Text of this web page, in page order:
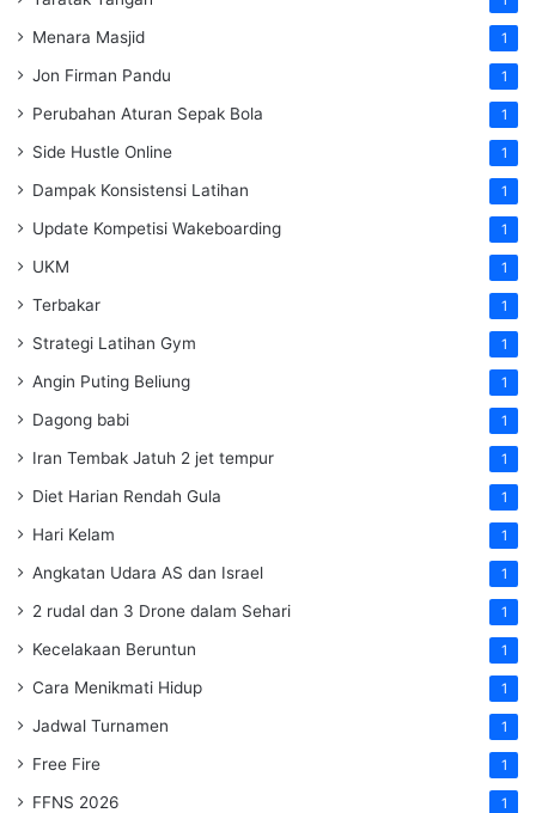
Menara Masjid 1
Jon Firman Pandu 1
Perubahan Aturan Sepak Bola 1
Side Hustle Online 1
Dampak Konsistensi Latihan 1
Update Kompetisi Wakeboarding 1
UKM 1
Terbakar 1
Strategi Latihan Gym 1
Angin Puting Beliung 1
Dagong babi 1
Iran Tembak Jatuh 2 jet tempur 1
Diet Harian Rendah Gula 1
Hari Kelam 1
Angkatan Udara AS dan Israel 1
2 rudal dan 3 Drone dalam Sehari 1
Kecelakaan Beruntun 1
Cara Menikmati Hidup 1
Jadwal Turnamen 1
Free Fire 1
FFNS 2026 1